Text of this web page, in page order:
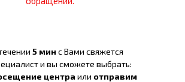
5 мин с Вами свяжется
и вы сможете выбрать:
центра или отправим